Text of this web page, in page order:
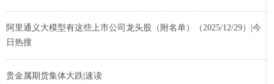
阿里通义大模型有这些上市公司龙头股（附名单）（2025/12/29）|今
日热搜
贵金属期货集体大跌|速读